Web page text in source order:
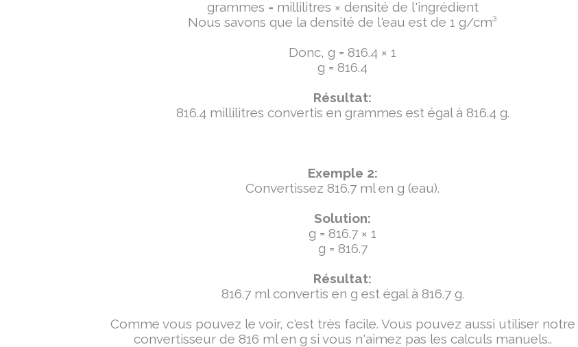
grammes = millilitres × densité de l'ingrédient
Nous savons que la densité de l'eau est de 1 g/cm³
Donc, g = 816.4 × 1
g = 816.4
Résultat:
816.4 millilitres convertis en grammes est égal à 816.4 g.
Exemple 2:
Convertissez 816.7 ml en g (eau).
Solution:
g = 816.7 × 1
g = 816.7
Résultat:
816.7 ml convertis en g est égal à 816.7 g.
Comme vous pouvez le voir, c'est très facile. Vous pouvez aussi utiliser notre
convertisseur de 816 ml en g si vous n'aimez pas les calculs manuels..